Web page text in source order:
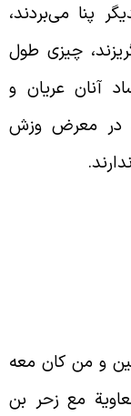
پنا می‌بردند،
چیزی طول
عریان و
در معرض وزش
و من كان معه
مع زحر بن